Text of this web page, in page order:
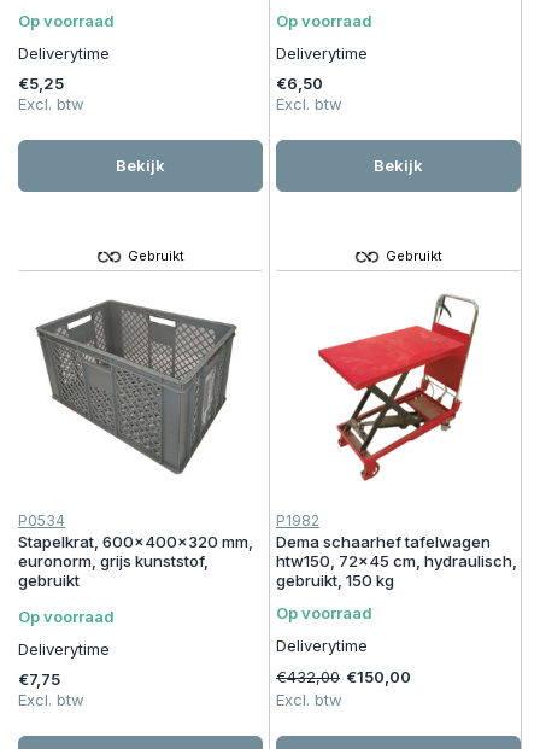
Op voorraad
Deliverytime
€5,25
Excl. btw
Bekijk
Op voorraad
Deliverytime
€6,50
Excl. btw
Bekijk
Gebruikt
P0534
Stapelkrat, 600x400x320 mm,
euronorm, grijs kunststof,
gebruikt
Op voorraad
Deliverytime
€7,75
Excl. btw
Gebruikt
P1982
Dema schaarhef tafelwagen
htw150, 72x45 cm, hydraulisch,
gebruikt, 150 kg
Op voorraad
Deliverytime
€432,00 €150,00
Excl. btw